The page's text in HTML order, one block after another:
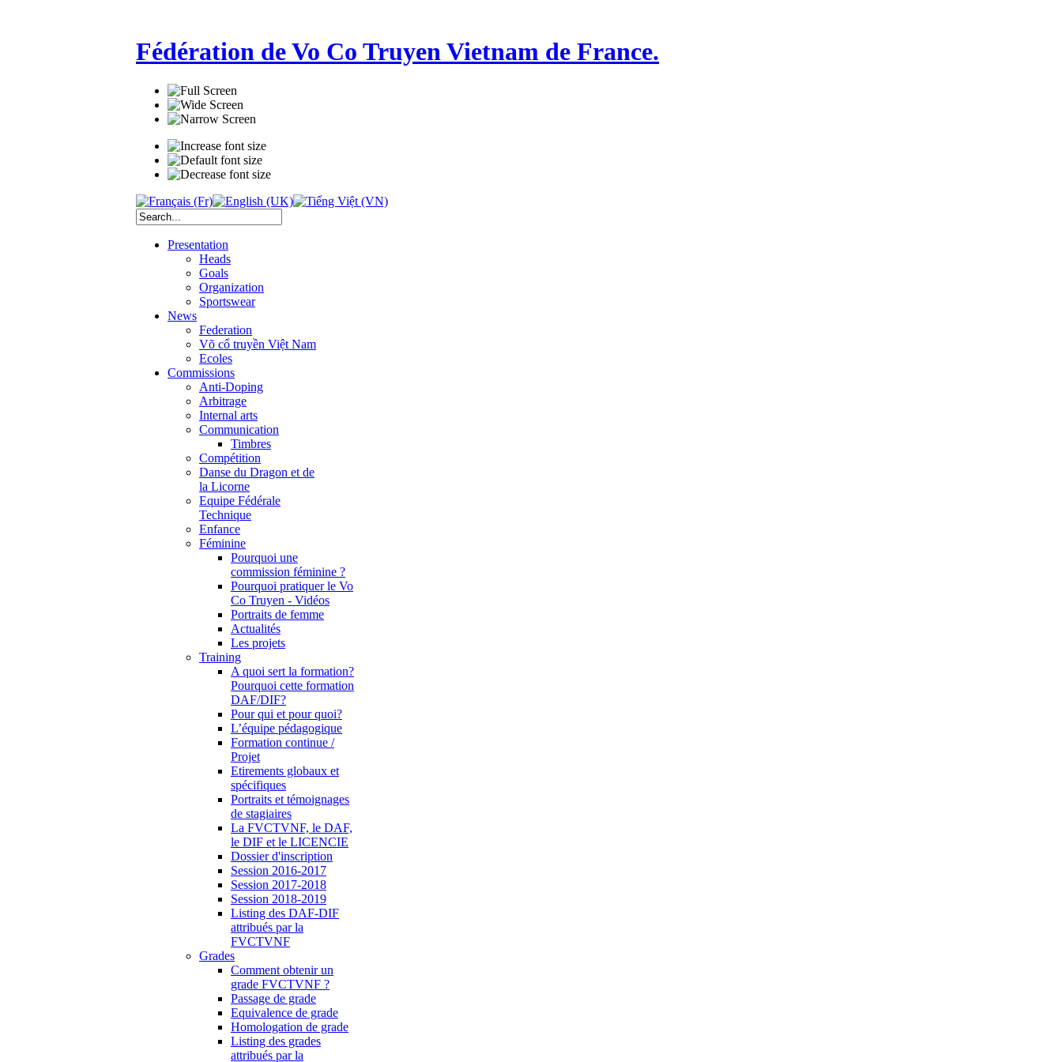
Fédération de Vo Co Truyen Vietnam de France.
Presentation
Heads
Goals
Organization
Sportswear
News
Federation
Võ cổ truyền Việt Nam
Ecoles
Commissions
Anti-Doping
Arbitrage
Internal arts
Communication
Timbres
Compétition
Danse du Dragon et de
la Licorne
Equipe Fédérale
Technique
Enfance
Féminine
Pourquoi une
commission féminine ?
Pourquoi pratiquer le Vo
Co Truyen - Vidéos
Portraits de femme
Actualités
Les projets
Training
A quoi sert la formation?
Pourquoi cette formation
DAF/DIF?
Pour qui et pour quoi?
L’équipe pédagogique
Formation continue /
Projet
Etirements globaux et
spécifiques
Portraits et témoignages
de stagiaires
La FVCTVNF, le DAF,
le DIF et le LICENCIE
Dossier d'inscription
Session 2016-2017
Session 2017-2018
Session 2018-2019
Listing des DAF-DIF
attribués par la
FVCTVNF
Grades
Comment obtenir un
grade FVCTVNF ?
Passage de grade
Equivalence de grade
Homologation de grade
Listing des grades
attribués par la